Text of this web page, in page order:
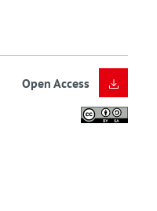
Open Access